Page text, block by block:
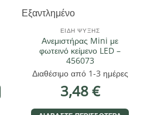
Εξαντλημένο
ΕΊΔΗ ΨΎΞΗΣ
Ανεμιστήρας Mini με
φωτεινό κείμενο LED –
456073
Διαθέσιμο από 1-3 ημέρες
3,48€